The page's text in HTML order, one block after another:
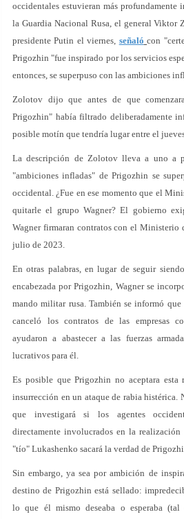
occidentales estuvieran más
la Guardia Nacional Rusa, el general Viktor
presidente Putin el viernes, señaló con
Prigozhin "fue inspirado por los servicios
entonces, se superpuso con las ambiciones
Zolotov dijo que antes de que
Prigozhin" había filtrado deliberadamente
posible motín que tendría lugar entre el
La descripción de Zolotov lleva a uno a
"ambiciones infladas" de Prigozhin se
occidental. ¿Fue en ese momento que el
quitarle el grupo Wagner? El gobierno
Wagner firmaran contratos con el Ministerio
julio de 2023.
En otras palabras, en lugar de seguir
encabezada por Prigozhin, Wagner se
mando militar rusa. También se informó
canceló los contratos de las empresas
ayudaron a abastecer a las fuerzas
lucrativos para él.
Es posible que Prigozhin no aceptara
insurrección en un ataque de rabia histérica.
que investigará si los agentes
directamente involucrados en la
"tío" Lukashenko sacará la verdad de
Sin embargo, ya sea por ambición de
destino de Prigozhin está sellado:
lo que él mismo deseaba o esperaba